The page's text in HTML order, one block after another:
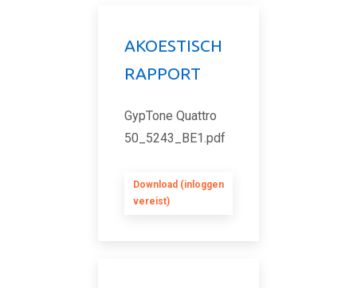
AKOESTISCH
RAPPORT
GypTone Quattro
50_5243_BE1.pdf
Download (inloggen
vereist)